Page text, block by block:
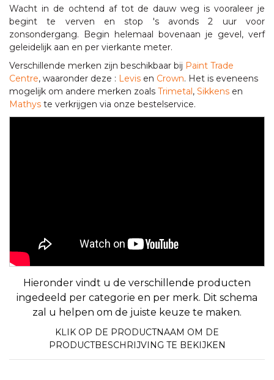
Wacht in de ochtend af tot de dauw weg is vooraleer je
begint te verven en stop 's avonds 2 uur voor
zonsondergang. Begin helemaal bovenaan je gevel, verf
geleidelijk aan en per vierkante meter.
Verschillende merken zijn beschikbaar bij Paint Trade
Centre, waaronder deze : Levis en Crown. Het is eveneens
mogelijk om andere merken zoals Trimetal, Sikkens en
Mathys te verkrijgen via onze bestelservice.
Hieronder vindt u de verschillende producten
ingedeeld per categorie en per merk. Dit schema
zal u helpen om de juiste keuze te maken.
KLIK OP DE PRODUCTNAAM OM DE
PRODUCTBESCHRIJVING TE BEKIJKEN